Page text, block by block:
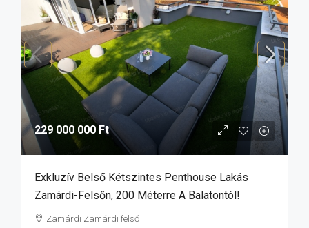
229 000 000 Ft
Exkluzív Belső Kétszintes Penthouse Lakás
Zamárdi-Felsőn, 200 Méterre A Balatontól!
Zamárdi Zamárdi felső